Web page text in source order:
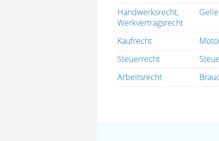
Handwerksrecht,
Werkvertragsrecht
Kaufrecht
Steuerrecht
Arbeitsrecht